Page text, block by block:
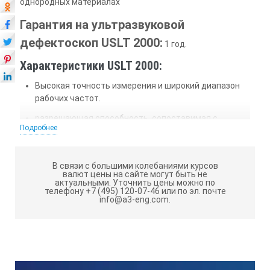
Гарантия на ультразвуковой
дефектоскоп USLT 2000: 1 год.
Характеристики USLT 2000:
Высокая точность измерения и широкий диапазон
рабочих частот.
разрешающая способность, сопоставимая с
аналоговыми приборами и высокая частота смены
Многообразие возможностей при воспроизведении
изображения сигналов.
Универсальность в методах оценки результатов в
Подробнее
В связи с большими колебаниями курсов
валют цены на сайте могут быть не
актуальными. Уточнить цены можно по
телефону +7 (495) 120-07-46 или по эл. почте
info@a3-eng.com.